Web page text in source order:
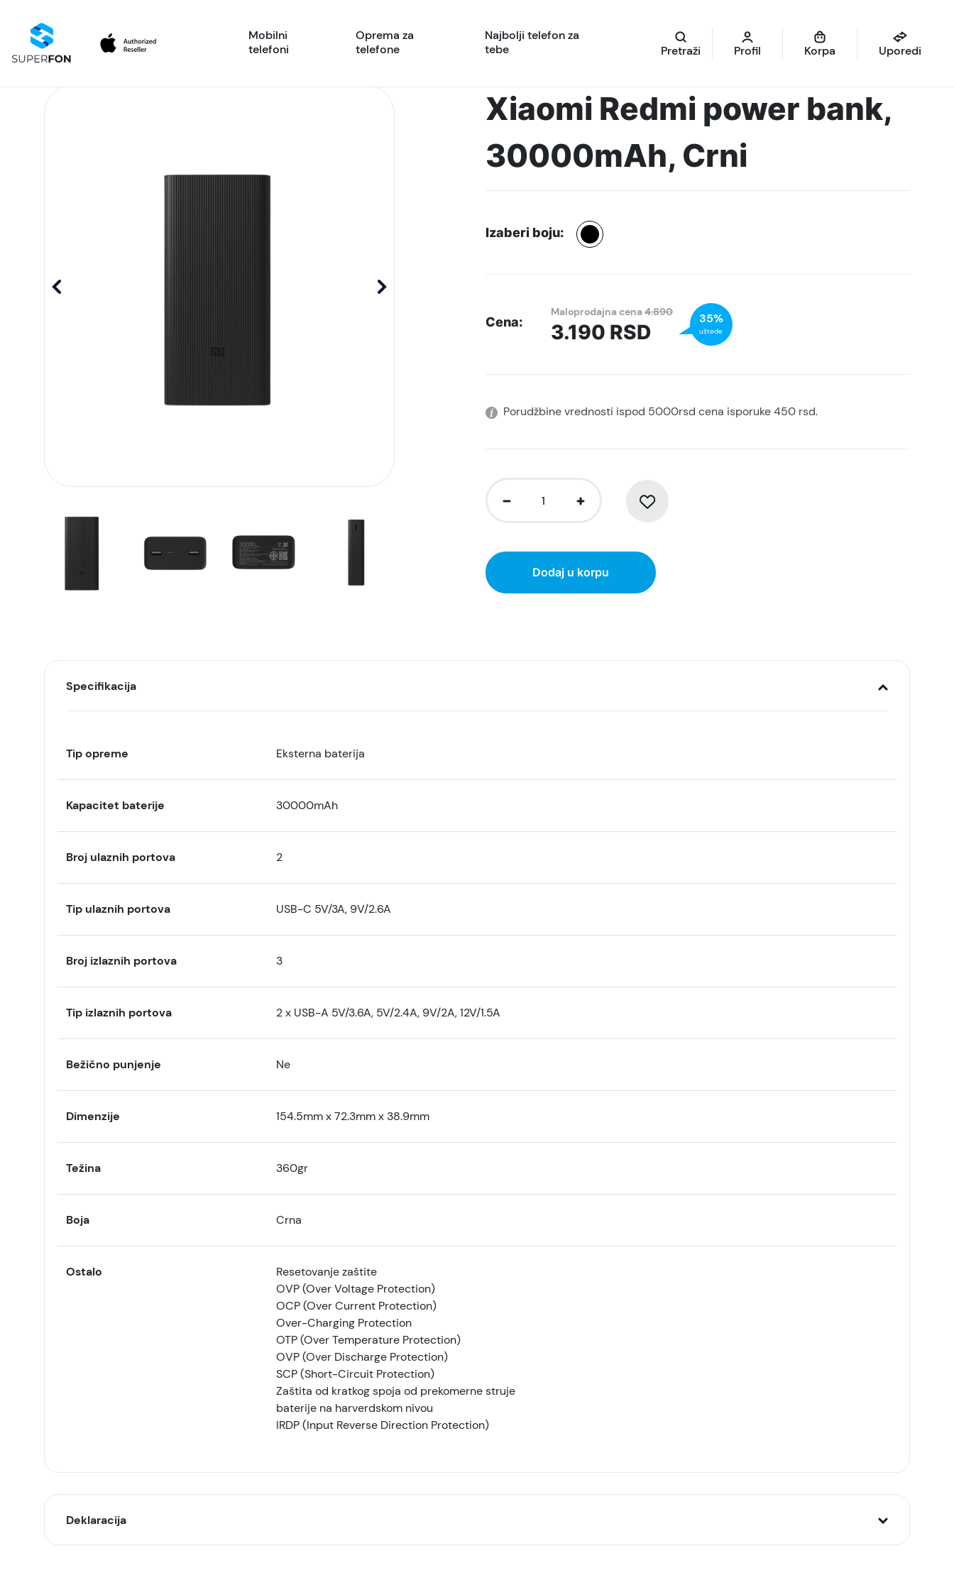
Mobilni
telefoni
Oprema za
telefone
Najbolji telefon za
tebe
Pretraži Profil Korpa Uporedi
Xiaomi Redmi power bank,
30000mAh, Crni
Izaberi boju:
Cena:
Maloprodajna cena4.890
3.190 RSD
35%
uštede
Porudžbine vrednosti ispod 5000rsd cena isporuke 450 rsd.
Dodaj u korpu
Specifikacija
Tip opreme Eksterna baterija
Kapacitet baterije 30000mAh
Broj ulaznih portova 2
Tip ulaznih portova USB-C 5V/3A, 9V/2.6A
Broj izlaznih portova 3
Tip izlaznih portova 2 x USB-A 5V/3.6A, 5V/2.4A, 9V/2A, 12V/1.5A
Bežično punjenje Ne
Dimenzije 154.5mm x 72.3mm x 38.9mm
Težina 360gr
Boja Crna
Ostalo
Resetovanje zaštite
OVP (Over Voltage Protection)
OCP (Over Current Protection)
Over-Charging Protection
OTP (Over Temperature Protection)
OVP (Over Discharge Protection)
SCP (Short-Circuit Protection)
Zaštita od kratkog spoja od prekomerne struje
baterije na harverdskom nivou
IRDP (Input Reverse Direction Protection)
Deklaracija